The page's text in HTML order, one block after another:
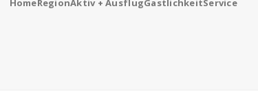
Home RegionAktiv + AusflugGastlichkeitService